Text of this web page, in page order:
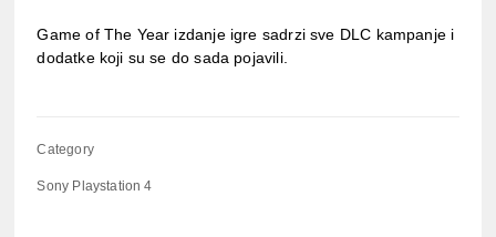
Game of The Year izdanje igre sadrzi sve DLC kampanje i
dodatke koji su se do sada pojavili.
Category
Sony Playstation 4